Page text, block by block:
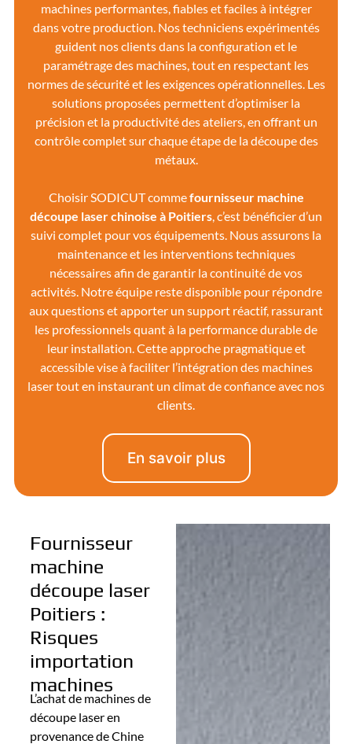
machines performantes, fiables et faciles à intégrer
dans votre production. Nos techniciens expérimentés
guident nos clients dans la configuration et le
paramétrage des machines, tout en respectant les
normes de sécurité et les exigences opérationnelles. Les
solutions proposées permettent d’optimiser la
précision et la productivité des ateliers, en offrant un
contrôle complet sur chaque étape de la découpe des
métaux.
Choisir SODICUT commefournisseur machine
découpe laser chinoise à Poitiers, c’est bénéficier d’un
suivi complet pour vos équipements. Nous assurons la
maintenance et les interventions techniques
nécessaires afin de garantir la continuité de vos
activités. Notre équipe reste disponible pour répondre
aux questions et apporter un support réactif, rassurant
les professionnels quant à la performance durable de
leur installation. Cette approche pragmatique et
accessible vise à faciliter l’intégration des machines
laser tout en instaurant un climat de confiance avec nos
clients.
En savoir plus
Fournisseur
machine
découpe laser
Poitiers :
Risques
importation
machines
L’achat de machines de
découpe laser en
provenance de Chine